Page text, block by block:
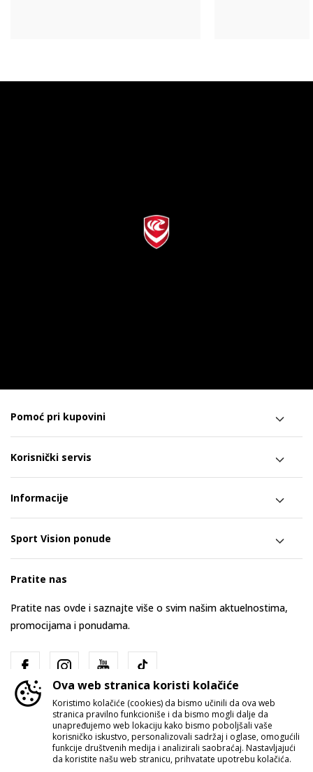
Pomoć pri kupovini
Korisnički servis
Informacije
Sport Vision ponude
Pratite nas
Pratite nas ovde i saznajte više o svim našim aktuelnostima,
promocijama i ponudama.
Srbija Promenite
Ova web stranica koristi kolačiće
Koristimo kolačiće (cookies) da bismo učinili da ova web
stranica pravilno funkcioniše i da bismo mogli dalje da
unapređujemo web lokaciju kako bismo poboljšali vaše
korisničko iskustvo, personalizovali sadržaj i oglase, omogućili
funkcije društvenih medija i analizirali saobraćaj. Nastavljajući
da koristite našu web stranicu, prihvatate upotrebu kolačića.